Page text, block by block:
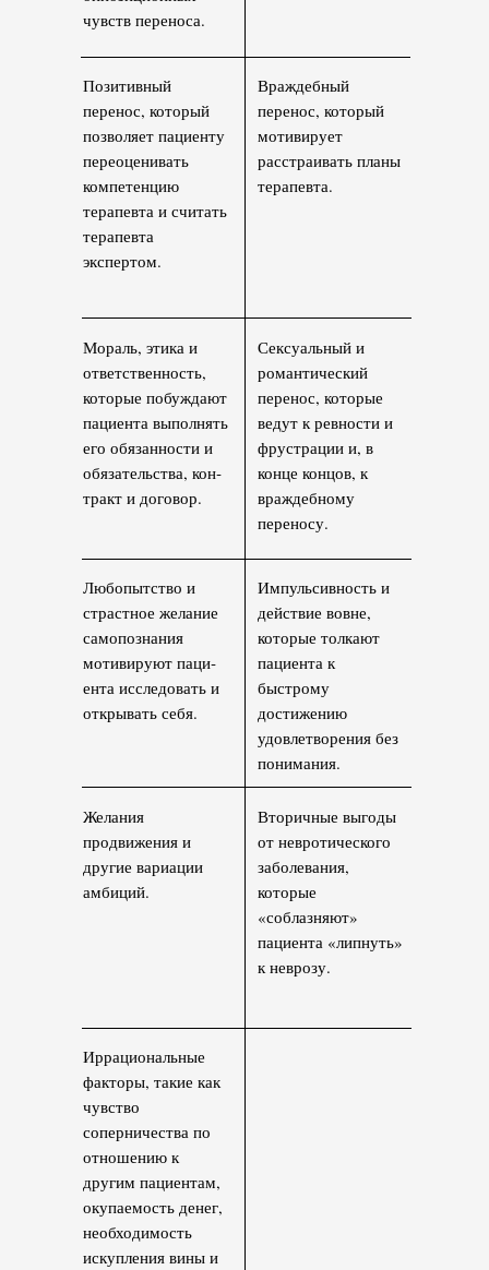
чувств перено­са.
Враждебный
перенос, который
мотивирует
расстраи­вать планы
терапевта.
Позитивный
перенос, который
позволяет пациенту
переоценивать
компетен­цию
терапевта и считать
терапевта
экспертом.
Сексуальный и
роман­тический
перенос, которые
ведут к ревности и
фрустра­ции и, в
конце концов, к
враждебному
переносу.
Мораль, этика и
ответственность,
которые побуждают
паци­ента выполнять
его обязанности и
обязательства, кон­
тракт и договор.
Импульсивность и
действие вовне,
которые толкают
пациента к
быстрому
достижению
удовлетворения без
понимания.
Любопытство и
страстное желание
самопознания
мотивируют паци­
ента исследовать и
открывать себя.
Вторичные выгоды
от невротического
за­болевания,
которые
«соблазняют»
пациента «липнуть»
к неврозу.
Желания
продвижения и
другие вариации
амби­ций.
Иррациональные
факторы, такие как
чувство
соперничества по
отношению к
другим пациентам,
оку­паемость денег,
необходимость
искупления вины и